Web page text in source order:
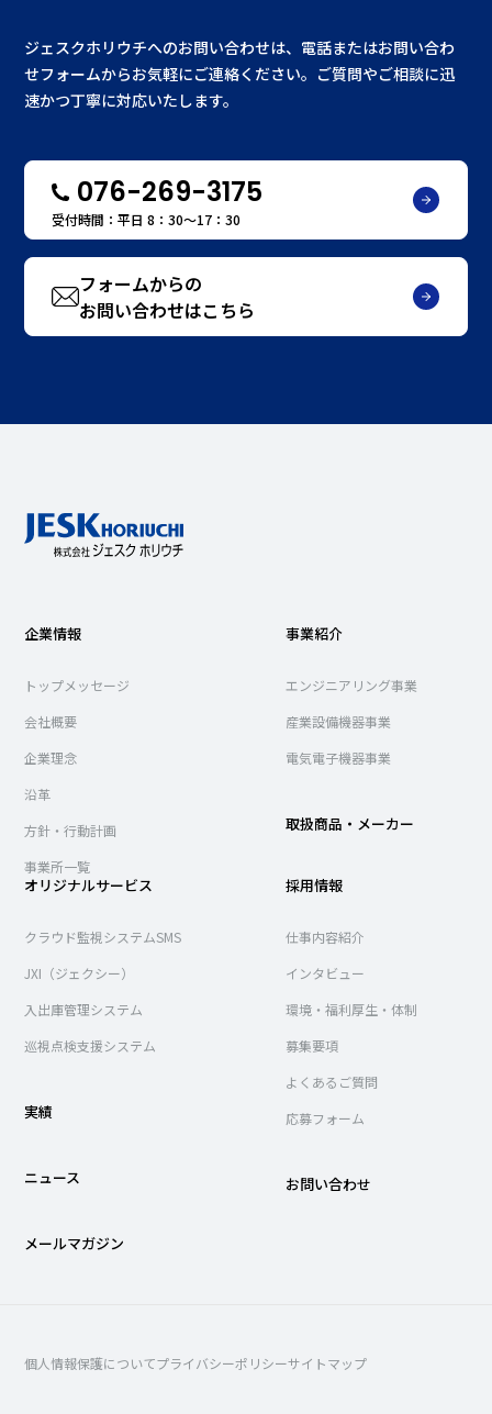
ジェスクホリウチへのお問い合わせは、電話またはお問い合わ
せフォームからお気軽にご連絡ください。ご質問やご相談に迅
速かつ丁寧に対応いたします。
076-269-3175
受付時間：平日 8：30〜17：30
フォームからの
お問い合わせはこちら
企業情報
トップメッセージ
会社概要
企業理念
沿革
方針・行動計画
事業所一覧
事業紹介
エンジニアリング事業
産業設備機器事業
電気電子機器事業
取扱商品・メーカー
オリジナルサービス
クラウド監視システムSMS
JXI（ジェクシー）
入出庫管理システム
巡視点検支援システム
実績
ニュース
メールマガジン
採用情報
仕事内容紹介
インタビュー
環境・福利厚生・体制
募集要項
よくあるご質問
応募フォーム
お問い合わせ
個人情報保護についてプライバシーポリシーサイトマップ